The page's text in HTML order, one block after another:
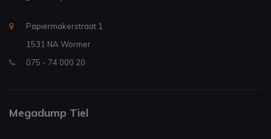
Papiermakerstraat 1
1531 NA Wormer
075 - 74 000 20
Megadump Tiel